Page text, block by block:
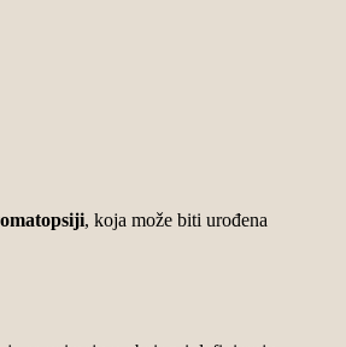
, koja može biti urođena